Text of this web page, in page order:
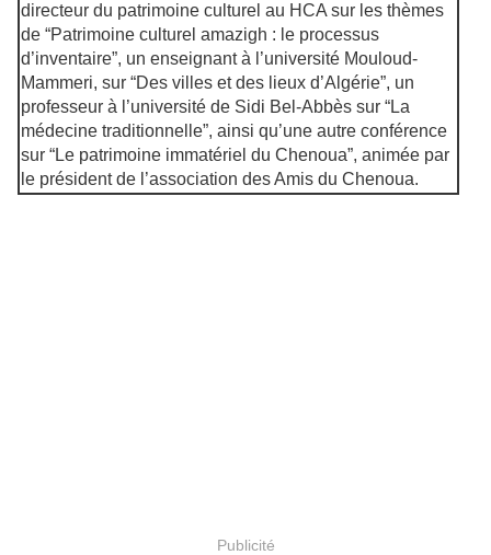
directeur du patrimoine culturel au HCA sur les thèmes
de “Patrimoine culturel amazigh : le processus
d’inventaire”, un enseignant à l’université Mouloud-
Mammeri, sur “Des villes et des lieux d’Algérie”, un
professeur à l’université de Sidi Bel-Abbès sur “La
médecine traditionnelle”, ainsi qu’une autre conférence
sur “Le patrimoine immatériel du Chenoua”, animée par
le président de l’association des Amis du Chenoua.
Publicité